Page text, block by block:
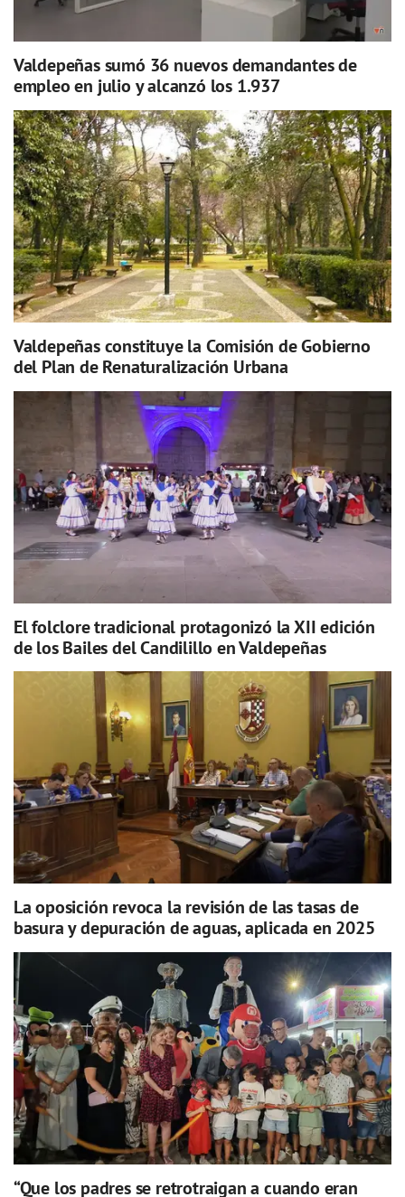
Valdepeñas sumó 36 nuevos demandantes de
empleo en julio y alcanzó los 1.937
Valdepeñas constituye la Comisión de Gobierno
del Plan de Renaturalización Urbana
El folclore tradicional protagonizó la XII edición
de los Bailes del Candilillo en Valdepeñas
La oposición revoca la revisión de las tasas de
basura y depuración de aguas, aplicada en 2025
“Que los padres se retrotraigan a cuando eran